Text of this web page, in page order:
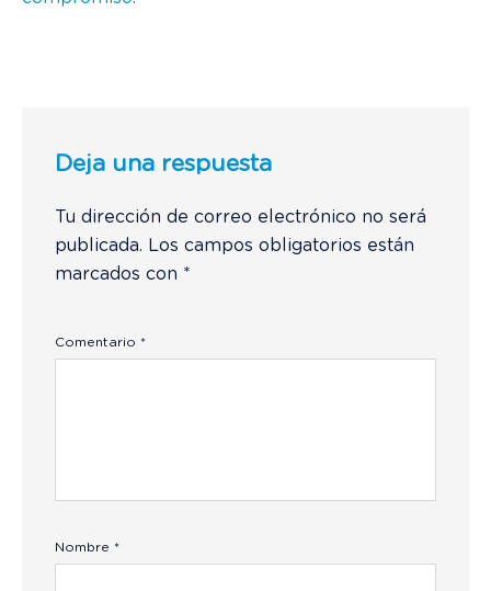
Deja una respuesta
Tu dirección de correo electrónico no será
publicada. Los campos obligatorios están
marcados con *
Comentario *
Nombre *